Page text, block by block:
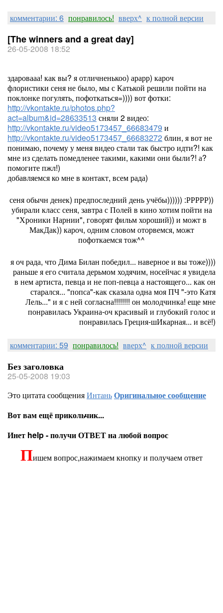
комментарии: 6 понравилось! вверх^ к полной версии
[The winners and a great day]
26-05-2008 18:52
здаровааа! как вы? я отличненькоо) арарр) кароч
флористики сеня не было, мы с Катькой решили пойти на
поклонке погулять, пофоткаться=)))) вот фотки:
http://vkontakte.ru/photos.php?
act=album&id=28633513 сняли 2 видео:
http://vkontakte.ru/video5173457_66683479 и
http://vkontakte.ru/video5173457_66683272блин, я вот не
понимаю, почему у меня видео стали так быстро идти?! как
мне из сделать помедленее такими, какими они были?! а?
помогите пжл!)
добавляемся ко мне в контакт, всем рада)
сеня обычн денек) предпоследний день учёбы)))))) :РРРРР))
убирали класс сеня, завтра с Полей в кино хотим пойти на
"Хроники Нарнии", говорят фильм хороший)) и можт в
МакДак)) кароч, одним словом оторвемся, можт
пофоткаемся тож^^
я оч рада, что Дима Билан победил... наверное и вы тоже))))
раньше я его считала дерьмом ходячим, носейчас я увидела
в нем артиста, певца и не поп-певца а настоящего... как он
старался... "попса"-как сказала одна моя ПЧ "-это Катя
Лель..." и я с ней согласна!!!!!!!! он молодчинка! еще мне
понравилась Украина-оч красивый и глубокий голос и
понравилась Греция-шИкарная... и всё!)
комментарии: 59 понравилось! вверх^ к полной версии
Без заголовка
25-05-2008 19:03
Это цитата сообщенияИнтаньОригинальное сообщение
Вот вам ещё прикольчик...
Инет help - получи ОТВЕТ на любой вопрос
Пишем вопрос,нажимаем кнопку и получаем ответ